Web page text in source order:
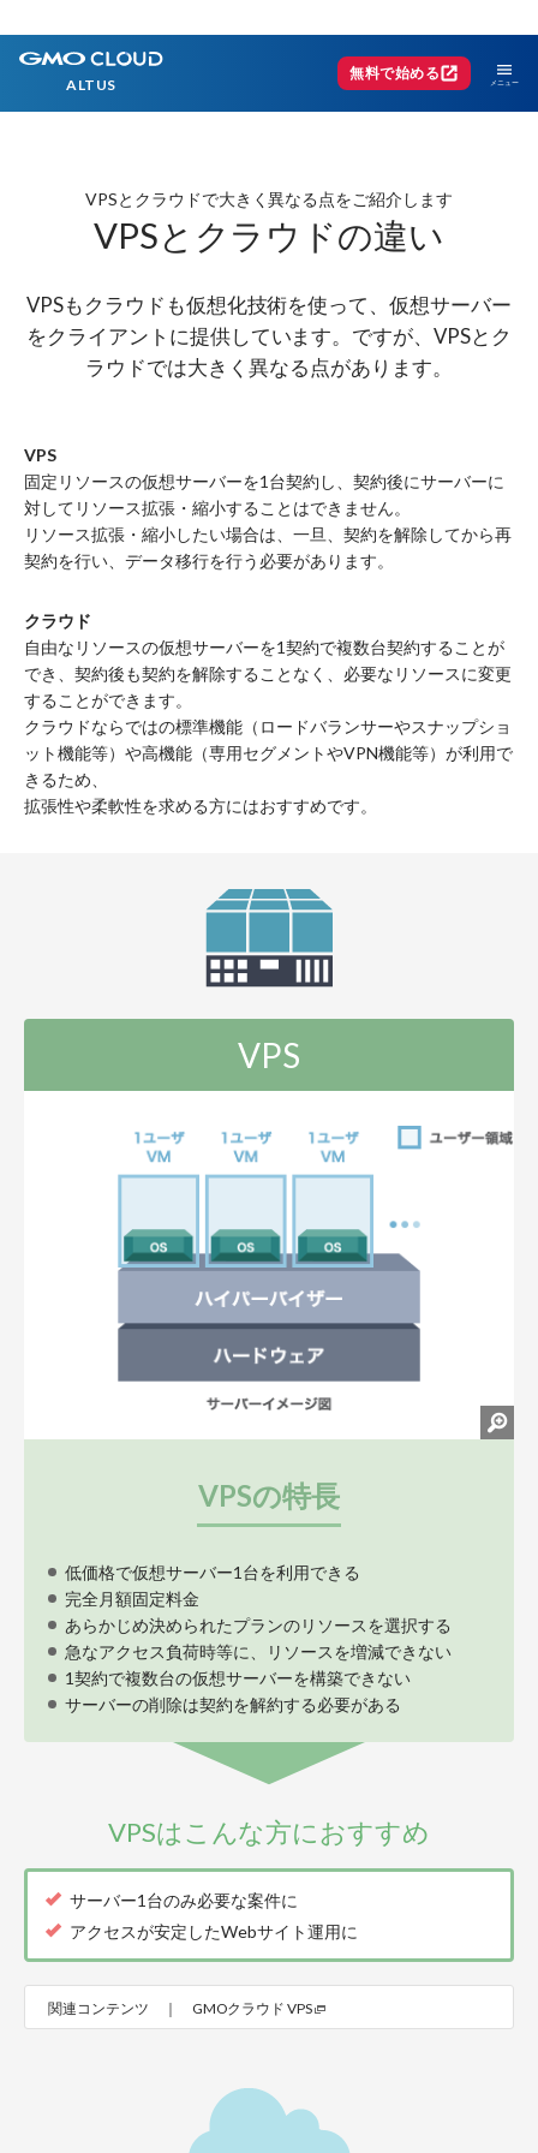
ALTUS
無料で始めるopen_in_new menu
VPSとクラウドで大きく異なる点をご紹介します
VPSとクラウドの違い
VPSもクラウドも仮想化技術を使って、仮想サーバー
をクライアントに提供しています。 ですが、VPSとク
ラウドでは大きく異なる点があります。
VPS
固定リソースの仮想サーバーを1台契約し、契約後にサーバーに
対してリソース拡張・縮小することはできません。
リソース拡張・縮小したい場合は、一旦、契約を解除してから再
契約を行い、データ移行を行う必要があります。
クラウド
自由なリソースの仮想サーバーを1契約で複数台契約することが
でき、契約後も契約を解除することなく、必要なリソースに変更
することができます。
クラウドならではの標準機能（ロードバランサーやスナップショ
ット機能等）や高機能（専用セグメントやVPN機能等）が利用で
きるため、
拡張性や柔軟性を求める方にはおすすめです。
VPS
VPSの特長
低価格で仮想サーバー1台を利用できる
完全月額固定料金
あらかじめ決められたプランのリソースを選択する
急なアクセス負荷時等に、リソースを増減できない
1契約で複数台の仮想サーバーを構築できない
サーバーの削除は契約を解約する必要がある
VPSはこんな方におすすめ
サーバー1台のみ必要な案件に
アクセスが安定したWebサイト運用に
関連コンテンツ ｜ GMOクラウド VPS